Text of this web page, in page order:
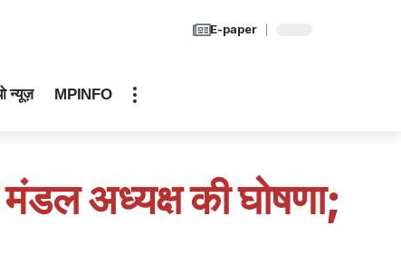
E-paper
न्यूज़ MPINFO
अध्यक्ष की घोषणा;